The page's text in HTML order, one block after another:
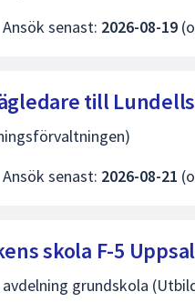
Ansök senast: 2026-08-19
till
Ansök senast: 2026-08-21
skola F-5
grundskola